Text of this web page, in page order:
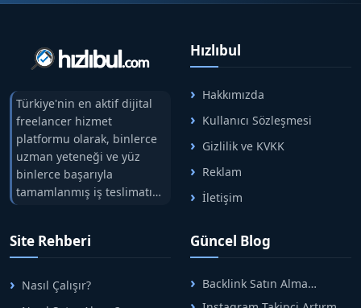
Türkiye'nin en aktif dijital
freelancer hizmet
platformu olarak, binlerce
uzman yeteneği ve yüz
binlerce başarıyla
tamamlanmış iş teslimatını
tek çatıda buluşturuyoruz.
arasındaki süreci risksiz
alışveriş sistemi ile koruyan
ticaretin güvenli
adreslerinden birisidir.
Hızlıbul
Hakkımızda
Kullanıcı Sözleşmesi
Gizlilik ve KVKK
Reklam
İletişim
Site Rehberi
Nasıl Çalışır?
Güncel Blog
Backlink Satın Alma
Rehberi: Güvenli SEO İçin